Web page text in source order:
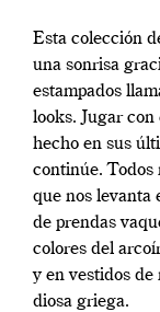
Esta colección
una sonrisa
estampados
looks. Jugar con
hecho en sus
continúe. Todos
que nos levanta
de prendas
colores del
y en vestidos de
diosa griega.